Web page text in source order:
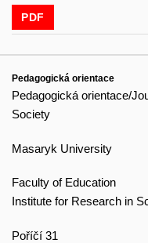
PDF
Pedagogická orientace
Pedagogická orientace/
Society
Masaryk University
Faculty of Education
Institute for Research in
Poříčí 31